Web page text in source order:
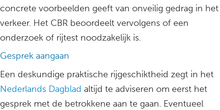
concrete voorbeelden geeft van onveilig gedrag in het
verkeer. Het CBR beoordeelt vervolgens of een
onderzoek of rijtest noodzakelijk is.
Gesprek aangaan
Een deskundige praktische rijgeschiktheid zegt in het
Nederlands Dagblad altijd te adviseren om eerst het
gesprek met de betrokkene aan te gaan. Eventueel